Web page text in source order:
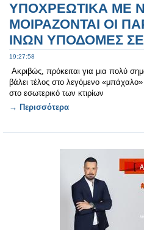
ΥΠΟΧΡΕΩΤΙΚΑ ΜΕ
ΜΟΙΡΑΖΟΝΤΑΙ ΟΙ
ΙΝΩΝ ΥΠΟΔΟΜΕΣ
19:27:58
Ακριβώς, πρόκειται για μια πολύ
βάλει τέλος στο λεγόμενο «μπάχαλο»
στο εσωτερικό των κτιρίων
→ Περισσότερα